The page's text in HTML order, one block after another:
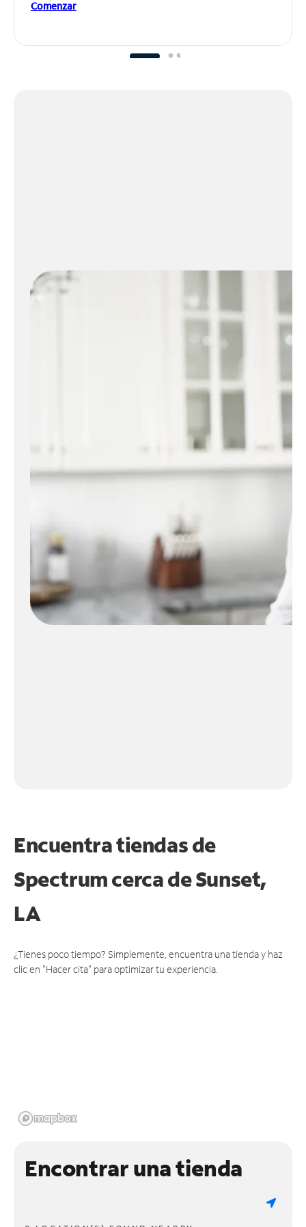
Comenzar
Encuentra tiendas de
Spectrum cerca deSunset,
LA
¿Tienes poco tiempo? Simplemente, encuentra una tienda y haz
clic en "Hacer cita" para optimizar tu experiencia.
Encontrar una tienda